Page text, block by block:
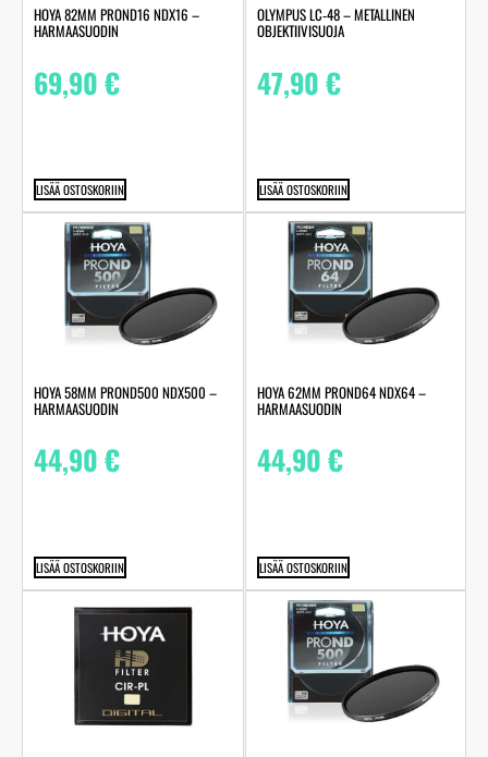
HOYA 82MM PROND16 NDX16 –
HARMAASUODIN
69,90€
LISÄÄ OSTOSKORIIN
OLYMPUS LC‑48 – METALLINEN
OBJEKTIIVISUOJA
47,90€
LISÄÄ OSTOSKORIIN
HOYA 58MM PROND500 NDX500 –
HARMAASUODIN
44,90€
LISÄÄ OSTOSKORIIN
HOYA 62MM PROND64 NDX64 –
HARMAASUODIN
44,90€
LISÄÄ OSTOSKORIIN